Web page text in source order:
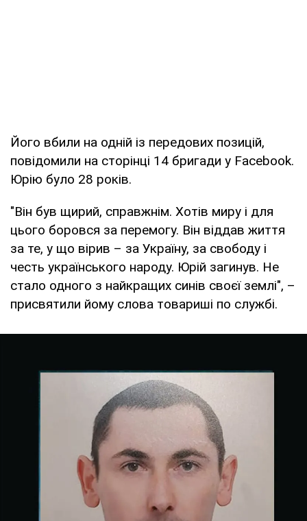
Його вбили на одній із передових позицій,
повідомили на сторінці 14 бригади у Facebook.
Юрію було 28 років.
"Він був щирий, справжнім. Хотів миру і для
цього боровся за перемогу. Він віддав життя
за те, у що вірив – за Україну, за свободу і
честь українського народу. Юрій загинув. Не
стало одного з найкращих синів своєї землі", –
присвятили йому слова товариші по службі.